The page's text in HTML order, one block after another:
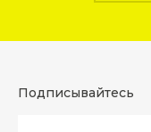
Подписывайтесь